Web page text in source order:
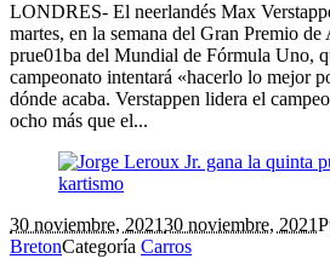
LONDRES- El neerlandés Max
martes, en la semana del Gran Premio
prue01ba del Mundial de Fórmula Uno,
campeonato intentará «hacerlo lo mejor
dónde acaba. Verstappen lidera el
ocho más que el...
30 noviembre, 202130 noviembre, 2021
BretonCategoría Carros